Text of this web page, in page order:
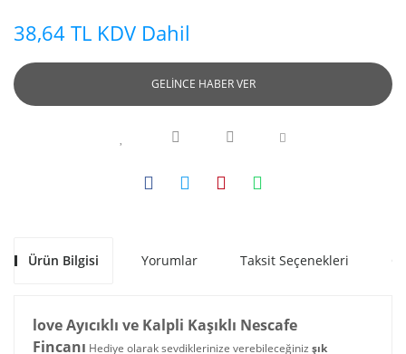
38,64 TL KDV Dahil
GELİNCE HABER VER
Ürün Bilgisi Yorumlar Taksit Seçenekleri
love Ayıcıklı ve Kalpli Kaşıklı Nescafe
Fincanı Hediye olarak sevdiklerinize verebileceğiniz şık